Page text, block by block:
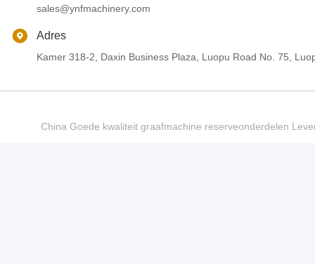
sales@ynfmachinery.com
Adres
Kamer 318-2, Daxin Business Plaza, Luopu Road No. 75,
China Goede kwaliteit graafmachine reserveonderdelen